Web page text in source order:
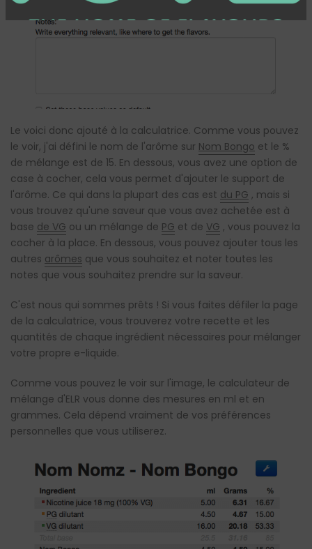
Le voici donc ajouté à la calculatrice. Comme vous pouvez
le voir, j'ai défini le nom de l'arôme sur Nom Bongo et le %
de mélange est de 15. En dessous, vous avez une option de
case à cocher, cela vous permet d'ajouter le support de
l'arôme. Ce qui dans la plupart des cas est du PG , mais si
vous trouvez qu'une saveur que vous avez achetée est à
base de VG ou un mélange de PG et de VG , vous pouvez la
cocher à la place. En dessous, vous pouvez ajouter tous les
autres arômes que vous souhaitez et noter toutes les
notes que vous souhaitez prendre sur la saveur.
C'est nous qui sommes prêts ! Si vous faites défiler la page
de la calculatrice, vous trouverez votre recette et les
quantités de chaque ingrédient nécessaires pour mélanger
votre propre e-liquide.
Comme vous pouvez le voir sur l'image, le calculateur de
mélange d'ELR vous donne des mesures en ml et en
grammes. Cela dépend vraiment de vos préférences
personnelles que vous utiliserez.